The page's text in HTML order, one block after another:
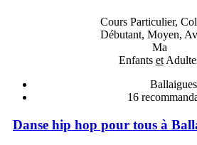
Cours Particulier,
Débutant, Moyen,
Ma
Enfants et
Ballaigues
16
Danse hip hop pour tous à